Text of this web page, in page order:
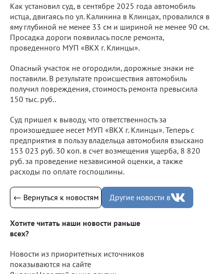
Как установил суд, в сентябре 2025 года автомобиль
истца, двигаясь по ул. Калинина в Клинцах, провалился в
яму глубиной не менее 33 см и шириной не менее 90 см.
Просадка дороги появилась после ремонта,
проведенного МУП «ВКХ г. Клинцы».
Опасный участок не огородили, дорожные знаки не
поставили. В результате происшествия автомобиль
получил повреждения, стоимость ремонта превысила
150 тыс. руб..
Суд пришел к выводу, что ответственность за
произошедшее несет МУП «ВКХ г. Клинцы». Теперь с
предприятия в пользу владельца автомобиля взыскано
153 023 руб. 30 коп. в счет возмещения ущерба, 8 820
руб. за проведение независимой оценки, а также
расходы по оплате госпошлины.
← Вернуться к новостям Другие новости в
Хотите читать наши новости раньше
всех?
Новости из приоритетных источников
показываются на сайте